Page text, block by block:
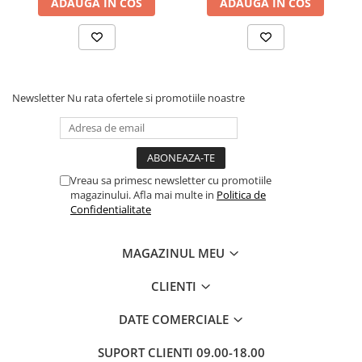
Cadouri
Literatura Universala
Carte Prescolara, Joc
Carti cartonate
Newsletter Nu rata ofertele si promotiile noastre
Vreau sa primesc newsletter cu promotiile
magazinului. Afla mai multe in Politica de
Confidentialitate
MAGAZINUL MEU
CLIENTI
DATE COMERCIALE
SUPORT CLIENTI 09.00-18.00